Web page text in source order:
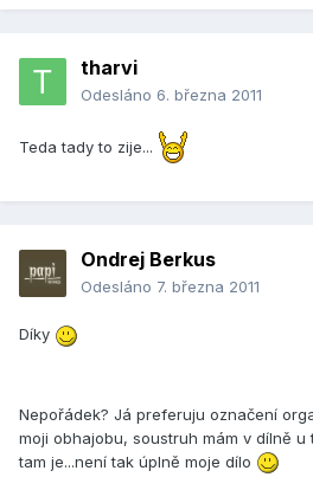
tharvi
Odesláno 6. března 2011
Teda tady to zije...
Ondrej Berkus
Odesláno 7. března 2011
Díky
Nepořádek? Já preferuju označení
moji obhajobu, soustruh mám v dílně
tam je...není tak úplně moje dílo